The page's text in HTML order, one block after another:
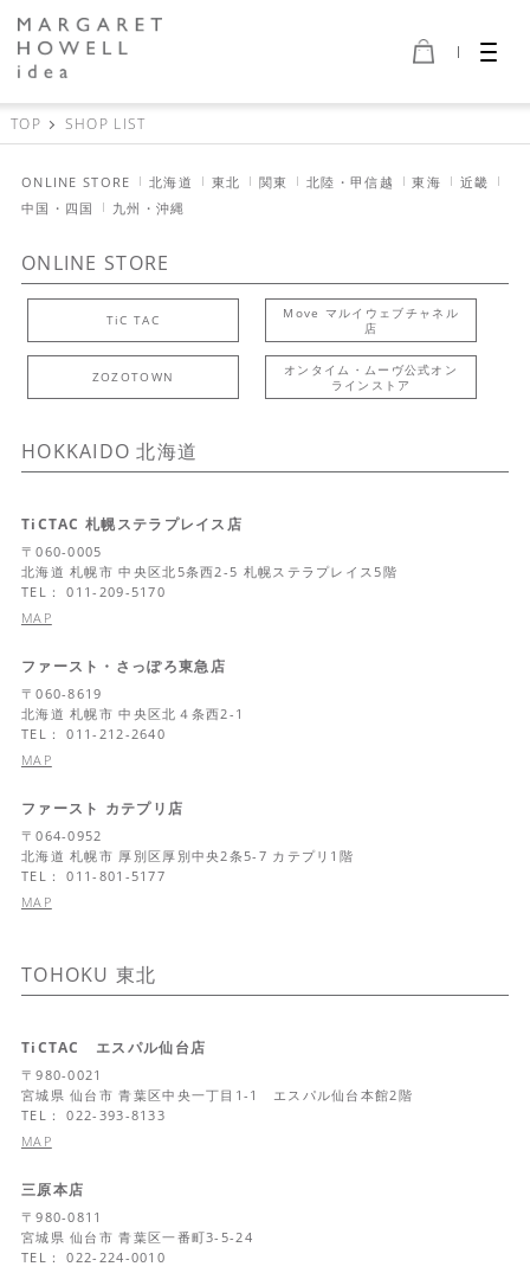
TOP SHOP LIST
ONLINE STORE 北海道 東北 関東 北陸・甲信越 東海
近畿
中国・四国
九州・沖縄
ONLINE STORE
TiC TAC
Move マルイウェブチャネル
店
ZOZOTOWN
オンタイム・ムーヴ公式オン
ラインストア
HOKKAIDO 北海道
TiCTAC 札幌ステラプレイス店
〒060-0005
北海道札幌市 中央区北5条西2-5 札幌ステラプレイス5階
TEL： 011-209-5170
MAP
ファースト・さっぽろ東急店
〒060-8619
北海道札幌市 中央区北４条西2-1
TEL： 011-212-2640
MAP
ファースト カテプリ店
〒064-0952
北海道札幌市 厚別区厚別中央2条5-7 カテプリ1階
TEL： 011-801-5177
MAP
TOHOKU 東北
TiCTAC エスパル仙台店
〒980-0021
宮城県仙台市 青葉区中央一丁目1-1 エスパル仙台本館2階
TEL： 022-393-8133
MAP
三原本店
〒980-0811
宮城県仙台市 青葉区一番町3-5-24
TEL： 022-224-0010